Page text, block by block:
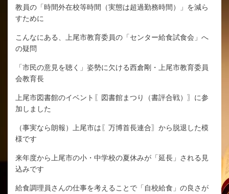
教員の「時間外在校等時間（実態は超過勤務時間）」を減ら
すために
こんなにある、上尾市教育委員の「センター給食試食会」へ
の疑問
「市民の意見を聴く」姿勢に欠ける西倉剛・上尾市教育委員
会教育長
上尾市図書館のイベント〖図書館まつり（書評合戦）〗に参
加しました
（事実なら朗報）上尾市は〖万博首長連合〗から脱退した模
様です
来年度から上尾市の小・中学校の夏休みが「延長」される見
込みです
給食調理員さんの仕事を考えることで「自校給食」の良さが